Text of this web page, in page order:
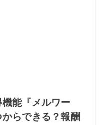
能『メルワー
らできる？報酬